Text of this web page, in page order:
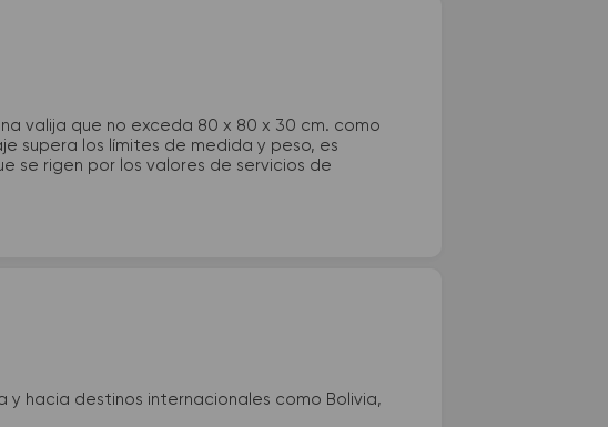
valija que no exceda 80 x 80 x 30 cm. como
supera los límites de medida y peso, es
se rigen por los valores de servicios de
hacia destinos internacionales como Bolivia,